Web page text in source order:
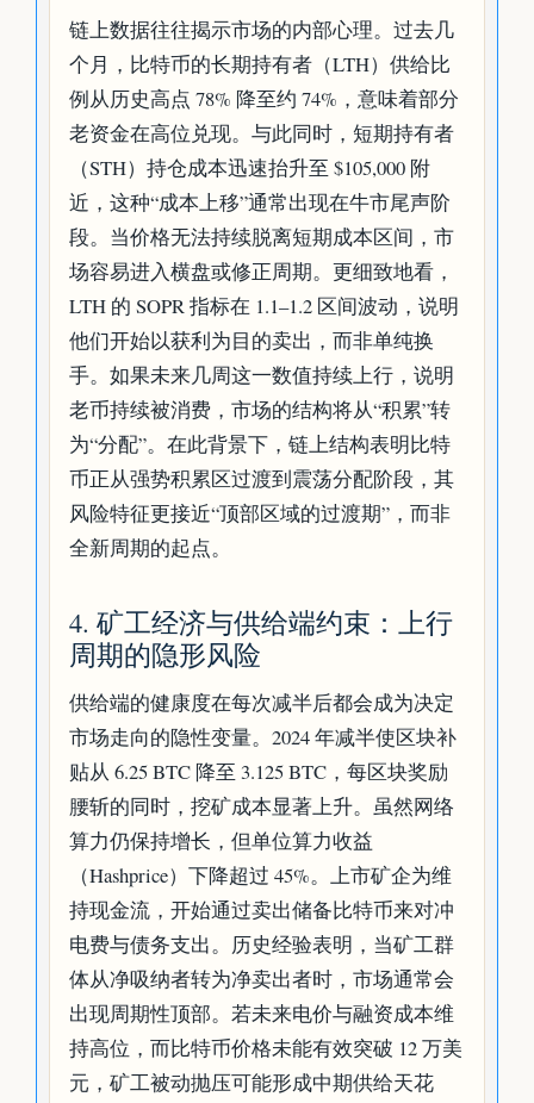
链上数据往往揭示市场的内部心理。过去几
个月，比特币的长期持有者（LTH）供给比
例从历史高点 78% 降至约 74%，意味着部分
老资金在高位兑现。与此同时，短期持有者
（STH）持仓成本迅速抬升至 $105,000 附
近，这种“成本上移”通常出现在牛市尾声阶
段。当价格无法持续脱离短期成本区间，市
场容易进入横盘或修正周期。更细致地看，
LTH 的 SOPR 指标在 1.1–1.2 区间波动，说明
他们开始以获利为目的卖出，而非单纯换
手。如果未来几周这一数值持续上行，说明
老币持续被消费，市场的结构将从“积累”转
为“分配”。在此背景下，链上结构表明比特
币正从强势积累区过渡到震荡分配阶段，其
风险特征更接近“顶部区域的过渡期”，而非
全新周期的起点。
4. 矿工经济与供给端约束：上行
周期的隐形风险
供给端的健康度在每次减半后都会成为决定
市场走向的隐性变量。2024 年减半使区块补
贴从 6.25 BTC 降至 3.125 BTC，每区块奖励
腰斩的同时，挖矿成本显著上升。虽然网络
算力仍保持增长，但单位算力收益
（Hashprice）下降超过 45%。上市矿企为维
持现金流，开始通过卖出储备比特币来对冲
电费与债务支出。历史经验表明，当矿工群
体从净吸纳者转为净卖出者时，市场通常会
出现周期性顶部。若未来电价与融资成本维
持高位，而比特币价格未能有效突破 12 万美
元，矿工被动抛压可能形成中期供给天花